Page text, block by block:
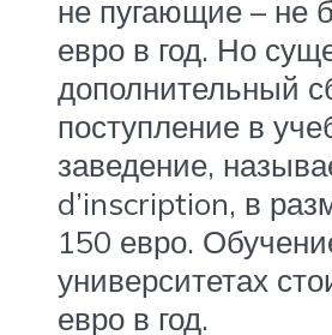
не пугающие – не
евро в год. Но
дополнительный
поступление в
заведение,
d’inscription, в
150 евро.
университетах
евро в год.